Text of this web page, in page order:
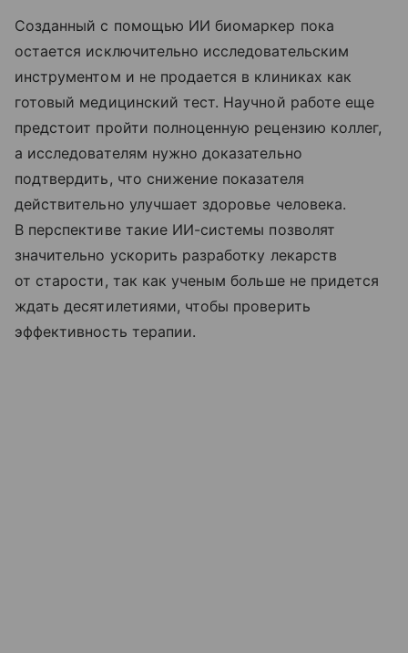
Созданный с помощью ИИ биомаркер пока
остается исключительно исследовательским
инструментом и не продается в клиниках как
готовый медицинский тест. Научной работе еще
предстоит пройти полноценную рецензию коллег,
а исследователям нужно доказательно
подтвердить, что снижение показателя
действительно улучшает здоровье человека.
В перспективе такие ИИ-системы позволят
значительно ускорить разработку лекарств
от старости, так как ученым больше не придется
ждать десятилетиями, чтобы проверить
эффективность терапии.